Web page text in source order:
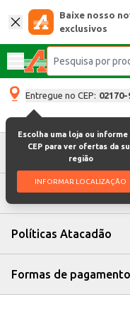
Baixe nosso
exclusivos
Entregue no CEP: 02170-
Escolha uma loja ou informe
CEP para ver ofertas da
região
INFORMAR LOCALIZAÇÃO
Atendimento
Institucional
Políticas Atacadão
Formas de pagamento